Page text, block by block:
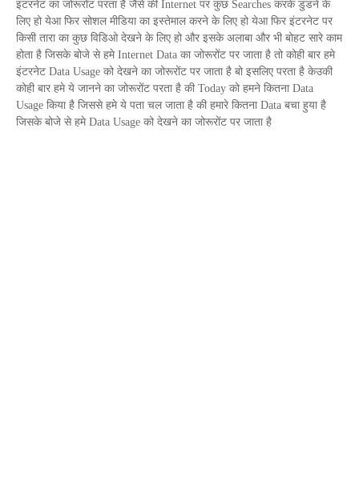
इंटरनेट का जोरूरोंट परता है जैसे की Internet पर कुछ Searches करके डुंडने के
लिए हो येआ फिर सोशल मीडिया का इस्तेमाल करने के लिए हो येआ फिर इंटरनेट पर
किसी तारा का कुछ विडिओ देखने के लिए हो और इसके अलाबा और भी बोहट सारे काम
होता है जिसके बोजे से हमे Internet Data का जोरूरोंट पर जाता है तो कोही बार हमे
इंटरनेट Data Usage को देखने का जोरूरोंट पर जाता है बो इसलिए परता है केउकी
कोही बार हमे ये जानने का जोरूरोंट परता है की Today को हमने कितना Data
Usage किया है जिससे हमे ये पता चल जाता है की हमारे कितना Data बचा हुया है
जिसके बोजे से हमे Data Usage को देखने का जोरूरोंट पर जाता है